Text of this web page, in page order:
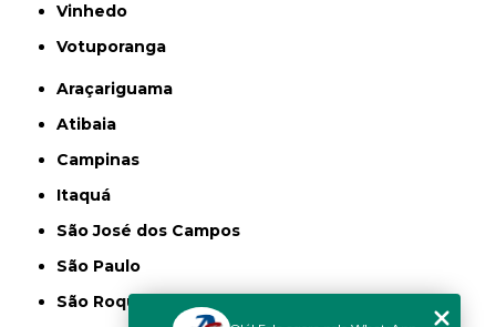
Vinhedo
Votuporanga
Araçariguama
Atibaia
Campinas
Itaquá
São José dos Campos
São Paulo
São Roque